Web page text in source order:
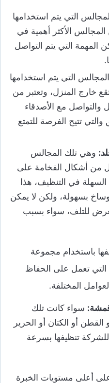
التي يتم استخدامها
الأكثر أهمية في
المهمة التي يتم التواصل
التي يتم استخدامها
خارج المنزل، وتعتبر من
والتواصل مع الأصدقاء
والتي تتيح الفرصة للتمتع
وهي تلك المجالس
من أشكال الفخامة على
السهلة في التنظيف، هذا
بسهولة، ولكن لا يمكن
للتلف، سواء بسبب
باستخدام مجموعة
تعمل على الحفاظ
المختلفة.
سواء كانت تلك
أو الكتان أو الحرير
للشركة تنظيفها بسرعة
أعلى مستويات الخبرة